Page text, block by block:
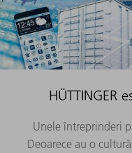
HÜTTINGER
Unele întreprinderi
Deoarece au o